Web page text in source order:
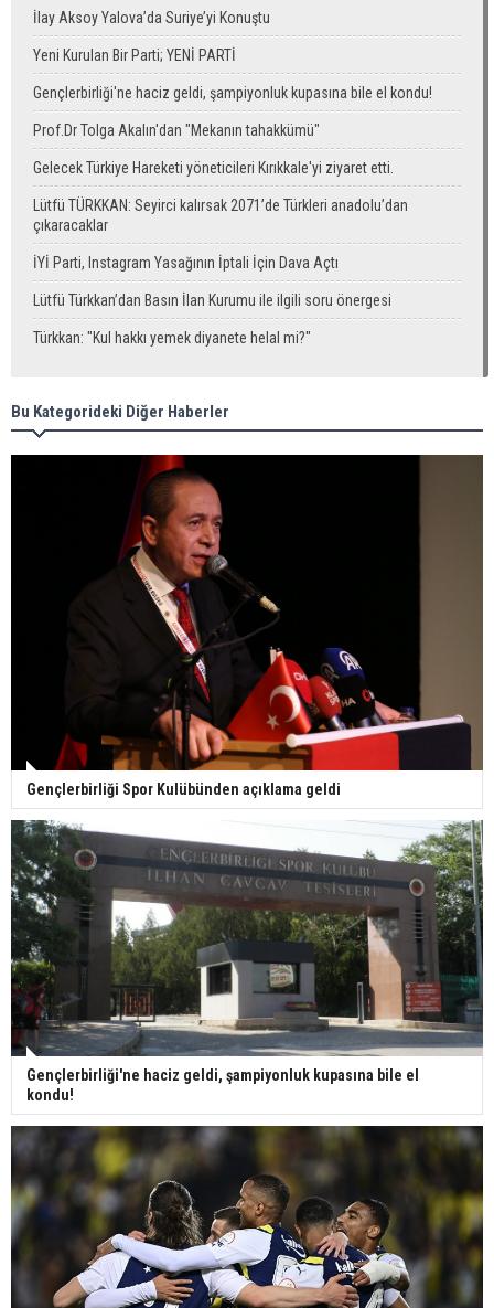
İlay Aksoy Yalova’da Suriye’yi Konuştu
Yeni Kurulan Bir Parti; YENİ PARTİ
Gençlerbirliği'ne haciz geldi, şampiyonluk kupasına bile el kondu!
Prof.Dr Tolga Akalın'dan "Mekanın tahakkümü"
Gelecek Türkiye Hareketi yöneticileri Kırıkkale'yi ziyaret etti.
Lütfü TÜRKKAN: Seyirci kalırsak 2071’de Türkleri anadolu’dan
çıkaracaklar
İYİ Parti, Instagram Yasağının İptali İçin Dava Açtı
Lütfü Türkkan’dan Basın İlan Kurumu ile ilgili soru önergesi
Türkkan: "Kul hakkı yemek diyanete helal mi?"
Bu Kategorideki Diğer Haberler
Gençlerbirliği Spor Kulübünden açıklama geldi
Gençlerbirliği'ne haciz geldi, şampiyonluk kupasına bile el
kondu!